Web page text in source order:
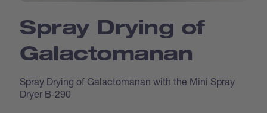
Spray Drying of
Galactomanan
Spray Drying of Galactomanan with the Mini Spray
Dryer B-290